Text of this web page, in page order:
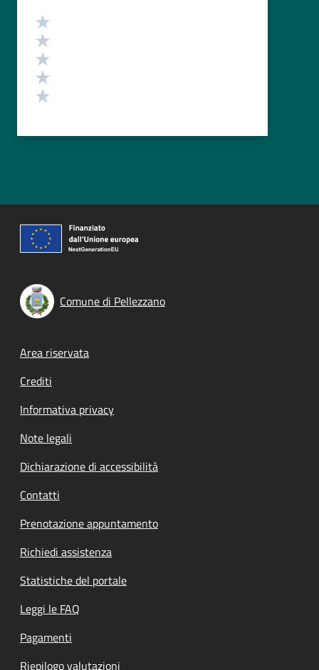
Valutazione
Comune di Pellezzano
Footer menu
Area riservata
Crediti
Informativa privacy
Note legali
Dichiarazione di accessibilità
Contatti
Prenotazione appuntamento
Richiedi assistenza
Statistiche del portale
Leggi le FAQ
Pagamenti
Riepilogo valutazioni